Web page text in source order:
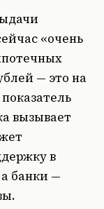
«очень
— это на
вызывает
в
банки —